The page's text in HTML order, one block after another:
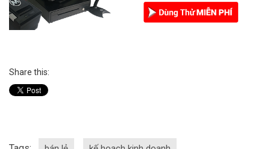
Share this: